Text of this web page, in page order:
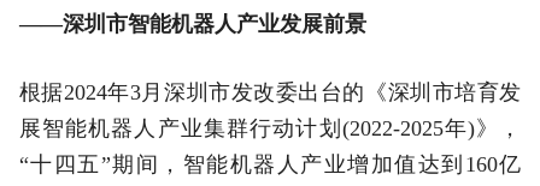
——深圳市智能机器人产业发展前景
根据2024年3月深圳市发改委出台的《深圳市培育发
展智能机器人产业集群行动计划(2022-2025年)》，
“十四五”期间，智能机器人产业增加值达到160亿